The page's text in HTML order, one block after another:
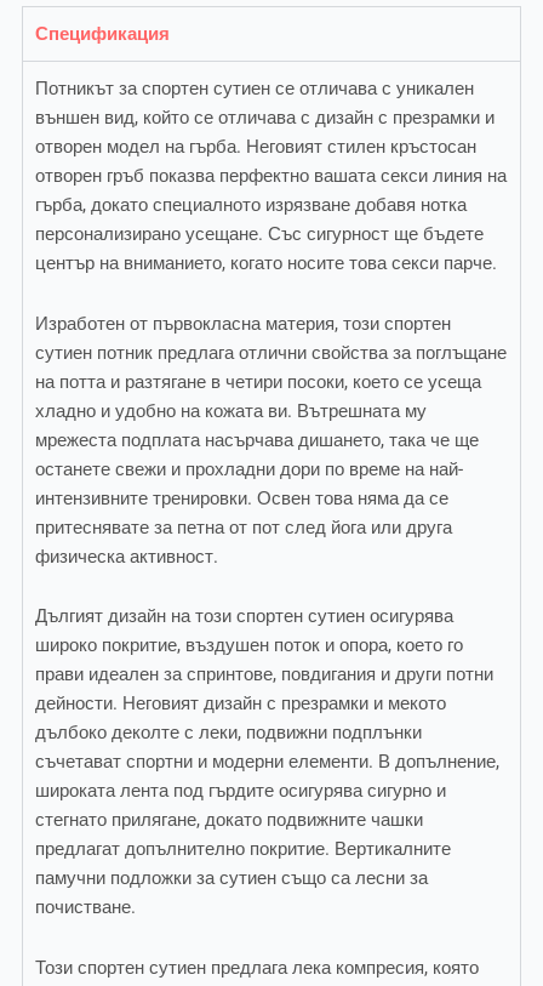
Спецификация
Потникът за спортен сутиен се отличава с уникален
външен вид, който се отличава с дизайн с презрамки и
отворен модел на гърба. Неговият стилен кръстосан
отворен гръб показва перфектно вашата секси линия на
гърба, докато специалното изрязване добавя нотка
персонализирано усещане. Със сигурност ще бъдете
център на вниманието, когато носите това секси парче.
Изработен от първокласна материя, този спортен
сутиен потник предлага отлични свойства за поглъщане
на потта и разтягане в четири посоки, което се усеща
хладно и удобно на кожата ви. Вътрешната му
мрежеста подплата насърчава дишането, така че ще
останете свежи и прохладни дори по време на най-
интензивните тренировки. Освен това няма да се
притеснявате за петна от пот след йога или друга
физическа активност.
Дългият дизайн на този спортен сутиен осигурява
широко покритие, въздушен поток и опора, което го
прави идеален за спринтове, повдигания и други потни
дейности. Неговият дизайн с презрамки и мекото
дълбоко деколте с леки, подвижни подплънки
съчетават спортни и модерни елементи. В допълнение,
широката лента под гърдите осигурява сигурно и
стегнато прилягане, докато подвижните чашки
предлагат допълнително покритие. Вертикалните
памучни подложки за сутиен също са лесни за
почистване.
Този спортен сутиен предлага лека компресия, която